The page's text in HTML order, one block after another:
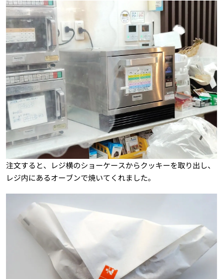
注文すると、レジ横のショーケースからクッキーを取り出し、
レジ内にあるオーブンで焼いてくれました。